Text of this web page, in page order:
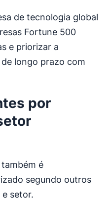
de tecnologia global
Fortune 500
e priorizar a
longo prazo com
por
é
segundo outros
setor.